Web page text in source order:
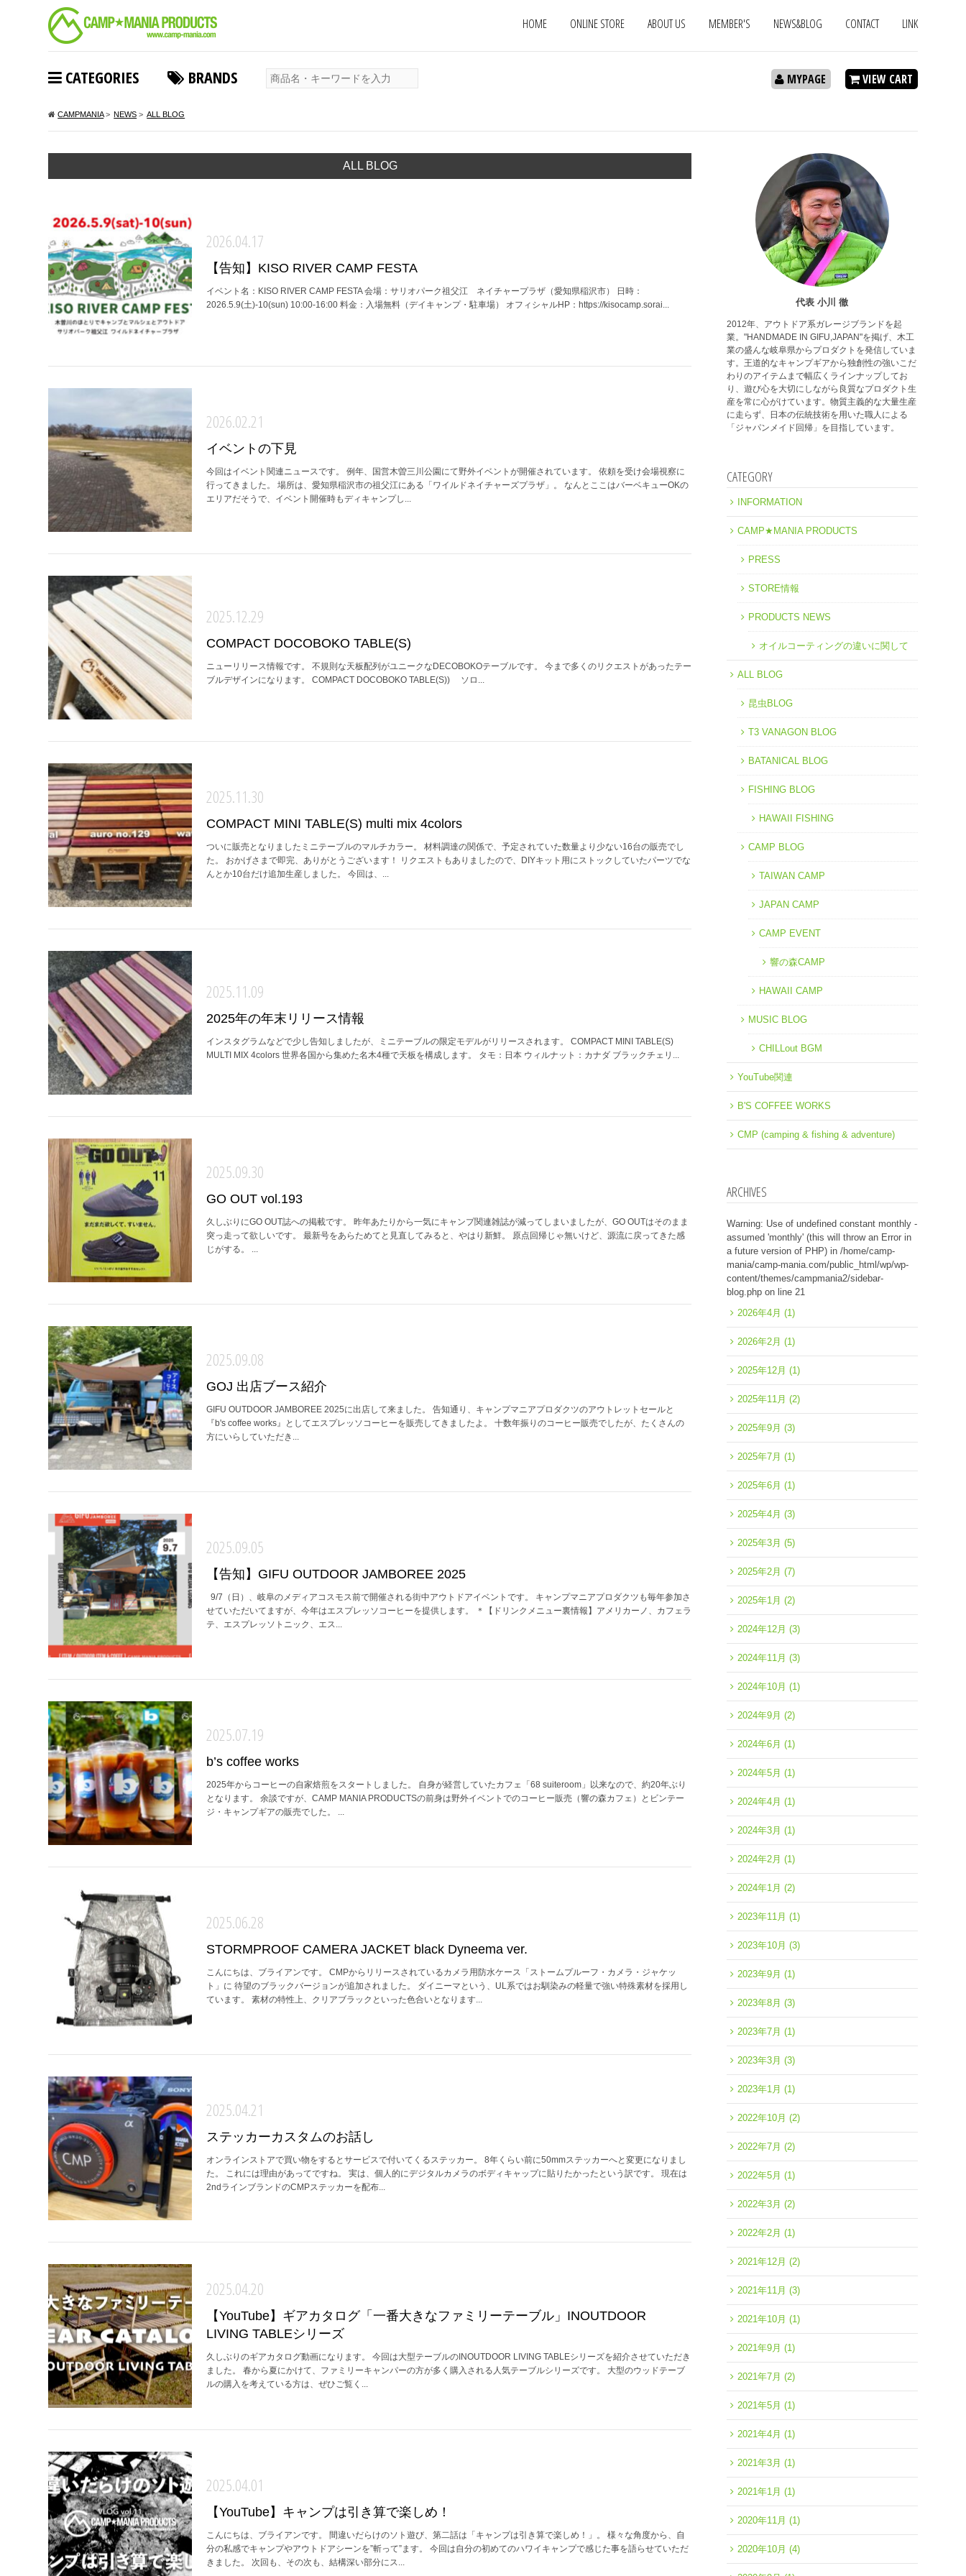
HOME ONLINE STORE ABOUT US MEMBER'S NEWS&BLOG CONTACT LINK
CATEGORIES BRANDS VIEW CART
MYPAGE
CAMPMANIA> NEWS > ALL BLOG
ALL BLOG
2026.04.17
【告知】KISO RIVER CAMP FESTA
イベント名：KISO RIVER CAMP FESTA 会場：サリオパーク祖父江 ネイチャープラザ（愛知県稲沢市） 日時：
2026.5.9(土)-10(sun) 10:00-16:00 料金：入場無料（デイキャンプ・駐車場） オフィシャルHP：https://kisocamp.sorai...
2026.02.21
イベントの下見
今回はイベント関連ニュースです。 例年、国営木曽三川公園にて野外イベントが開催されています。 依頼を受け会場視察に
行ってきました。 場所は、愛知県稲沢市の祖父江にある「ワイルドネイチャーズプラザ」。 なんとここはバーベキューOKの
エリアだそうで、イベント開催時もディキャンプし...
2025.12.29
COMPACT DOCOBOKO TABLE(S)
ニューリリース情報です。 不規則な天板配列がユニークなDECOBOKOテーブルです。 今まで多くのリクエストがあったテー
ブルデザインになります。 COMPACT DOCOBOKO TABLE(S)) ソロ...
2025.11.30
COMPACT MINI TABLE(S) multi mix 4colors
ついに販売となりましたミニテーブルのマルチカラー。 材料調達の関係で、予定されていた数量より少ない16台の販売でし
た。 おかげさまで即完、ありがとうございます！ リクエストもありましたので、DIYキット用にストックしていたパーツでな
んとか10台だけ追加生産しました。 今回は、...
2025.11.09
2025年の年末リリース情報
インスタグラムなどで少し告知しましたが、ミニテーブルの限定モデルがリリースされます。 COMPACT MINI TABLE(S)
MULTI MIX 4colors 世界各国から集めた名木4種で天板を構成します。 タモ：日本 ウィルナット：カナダ ブラックチェリ...
2025.09.30
GO OUT vol.193
久しぶりにGO OUT誌への掲載です。 昨年あたりから一気にキャンプ関連雑誌が減ってしまいましたが、GO OUTはそのまま
突っ走って欲しいです。 最新号をあらためてと見直してみると、やはり新鮮。 原点回帰じゃ無いけど、源流に戻ってきた感
じがする。 ...
2025.09.08
GOJ 出店ブース紹介
GIFU OUTDOOR JAMBOREE 2025に出店して来ました。 告知通り、キャンプマニアプロダクツのアウトレットセールと
『b's coffee works』としてエスプレッソコーヒーを販売してきましたよ。 十数年振りのコーヒー販売でしたが、たくさんの
方にいらしていただき...
2025.09.05
【告知】GIFU OUTDOOR JAMBOREE 2025
9/7（日）、岐阜のメディアコスモス前で開催される街中アウトドアイベントです。 キャンプマニアプロダクツも毎年参加さ
せていただいてますが、今年はエスプレッソコーヒーを提供します。 ＊【ドリンクメニュー裏情報】アメリカーノ、カフェラ
テ、エスプレッソトニック、エス...
2025.07.19
b’s coffee works
2025年からコーヒーの自家焙煎をスタートしました。 自身が経営していたカフェ「68 suiteroom」以来なので、約20年ぶり
となります。 余談ですが、CAMP MANIA PRODUCTSの前身は野外イベントでのコーヒー販売（響の森カフェ）とビンテー
ジ・キャンプギアの販売でした。 ...
2025.06.28
STORMPROOF CAMERA JACKET black Dyneema ver.
こんにちは、ブライアンです。 CMPからリリースされているカメラ用防水ケース「ストームプルーフ・カメラ・ジャケッ
ト」に 待望のブラックバージョンが追加されました。 ダイニーマという、UL系ではお馴染みの軽量で強い特殊素材を採用し
ています。 素材の特性上、クリアブラックといった色合いとなります...
2025.04.21
ステッカーカスタムのお話し
オンラインストアで買い物をするとサービスで付いてくるステッカー。 8年くらい前に50mmステッカーへと変更になりまし
た。 これには理由があってですね。 実は、個人的にデジタルカメラのボディキャップに貼りたかったという訳です。 現在は
2ndラインブランドのCMPステッカーを配布...
2025.04.20
【YouTube】ギアカタログ「一番大きなファミリーテーブル」INOUTDOOR
LIVING TABLEシリーズ
久しぶりのギアカタログ動画になります。 今回は大型テーブルのINOUTDOOR LIVING TABLEシリーズを紹介させていただき
ました。 春から夏にかけて、ファミリーキャンパーの方が多く購入される人気テーブルシリーズです。 大型のウッドテーブ
ルの購入を考えている方は、ぜひご覧く...
2025.04.01
【YouTube】キャンプは引き算で楽しめ！
こんにちは、ブライアンです。 間違いだらけのソト遊び、第二話は「キャンプは引き算で楽しめ！」。 様々な角度から、自
分の私感でキャンプやアウトドアシーンを”斬って”ます。 今回は自分の初めてのハワイキャンプで感じた事を語らせていただ
きました。 次回も、その次も、結構深い部分にス...
代表 小川 徹
2012年、アウトドア系ガレージブランドを起
業。"HANDMADE IN GIFU,JAPAN"を掲げ、木工
業の盛んな岐阜県からプロダクトを発信していま
す。王道的なキャンプギアから独創性の強いこだ
わりのアイテムまで幅広くラインナップしてお
り、遊び心を大切にしながら良質なプロダクト生
産を常に心がけています。物質主義的な大量生産
に走らず、日本の伝統技術を用いた職人による
「ジャパンメイド回帰」を目指しています。
CATEGORY
INFORMATION
CAMP★MANIA PRODUCTS
PRESS
STORE情報
PRODUCTS NEWS
オイルコーティングの違いに関して
ALL BLOG
昆虫BLOG
T3 VANAGON BLOG
BATANICAL BLOG
FISHING BLOG
HAWAII FISHING
CAMP BLOG
TAIWAN CAMP
JAPAN CAMP
CAMP EVENT
響の森CAMP
HAWAII CAMP
MUSIC BLOG
CHILLout BGM
YouTube関連
B'S COFFEE WORKS
CMP (camping & fishing & adventure)
ARCHIVES
Warning: Use of undefined constant monthly -
assumed 'monthly' (this will throw an Error in
a future version of PHP) in /home/camp-
mania/camp-mania.com/public_html/wp/wp-
content/themes/campmania2/sidebar-
blog.phpon line 21
2026年4月 (1)
2026年2月 (1)
2025年12月 (1)
2025年11月 (2)
2025年9月 (3)
2025年7月 (1)
2025年6月 (1)
2025年4月 (3)
2025年3月 (5)
2025年2月 (7)
2025年1月 (2)
2024年12月 (3)
2024年11月 (3)
2024年10月 (1)
2024年9月 (2)
2024年6月 (1)
2024年5月 (1)
2024年4月 (1)
2024年3月 (1)
2024年2月 (1)
2024年1月 (2)
2023年11月 (1)
2023年10月 (3)
2023年9月 (1)
2023年8月 (3)
2023年7月 (1)
2023年3月 (3)
2023年1月 (1)
2022年10月 (2)
2022年7月 (2)
2022年5月 (1)
2022年3月 (2)
2022年2月 (1)
2021年12月 (2)
2021年11月 (3)
2021年10月 (1)
2021年9月 (1)
2021年7月 (2)
2021年5月 (1)
2021年4月 (1)
2021年3月 (1)
2021年1月 (1)
2020年11月 (1)
2020年10月 (4)